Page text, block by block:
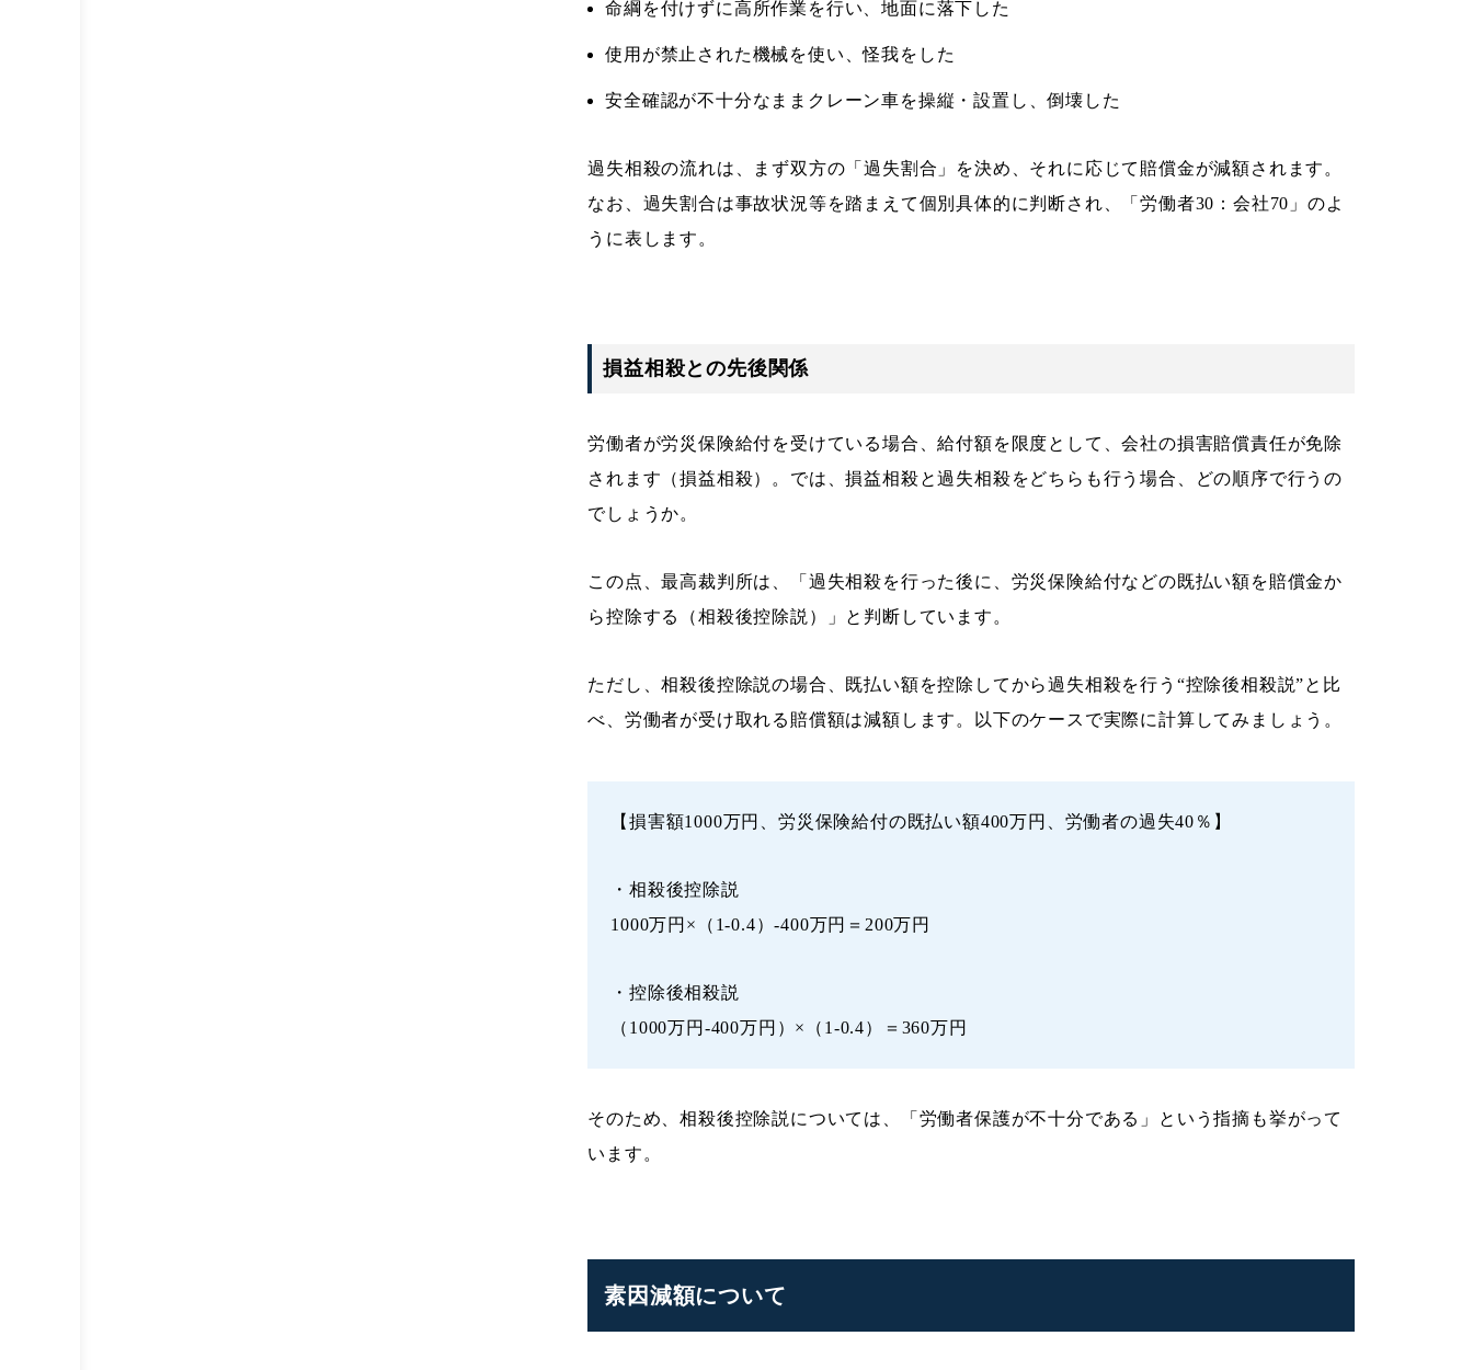
命綱を付けずに高所作業を行い、地面に落下した
使用が禁止された機械を使い、怪我をした
安全確認が不十分なままクレーン車を操縦・設置し、倒壊した
過失相殺の流れは、まず双方の「過失割合」を決め、それに応じて賠償金が減額されます。
なお、過失割合は事故状況等を踏まえて個別具体的に判断され、「労働者30：会社70」のよ
うに表します。
損益相殺との先後関係
労働者が労災保険給付を受けている場合、給付額を限度として、会社の損害賠償責任が免除
されます（損益相殺）。では、損益相殺と過失相殺をどちらも行う場合、どの順序で行うの
でしょうか。
この点、最高裁判所は、「過失相殺を行った後に、労災保険給付などの既払い額を賠償金か
ら控除する（相殺後控除説）」と判断しています。
ただし、相殺後控除説の場合、既払い額を控除してから過失相殺を行う“控除後相殺説”と比
べ、労働者が受け取れる賠償額は減額します。以下のケースで実際に計算してみましょう。
【損害額1000万円、労災保険給付の既払い額400万円、労働者の過失40％】
・相殺後控除説
1000万円×（1-0.4）-400万円＝200万円
・控除後相殺説
（1000万円-400万円）×（1-0.4）＝360万円
そのため、相殺後控除説については、「労働者保護が不十分である」という指摘も挙がって
います。
素因減額について